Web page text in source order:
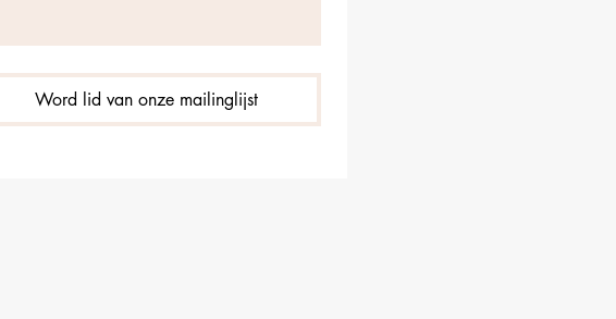
Word lid van onze mailinglijst